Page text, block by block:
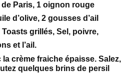
Paris, 1 oignon rouge
d’olive, 2 gousses d’ail
grillés, Sel, poivre,
et l’ail.
la crème fraiche épaisse. Salez,
quelques brins de persil